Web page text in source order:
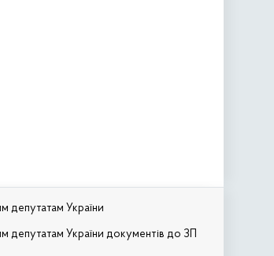
депутатам України
депутатам України документів до ЗП